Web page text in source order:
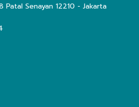
Patal Senayan 12210 - Jakarta